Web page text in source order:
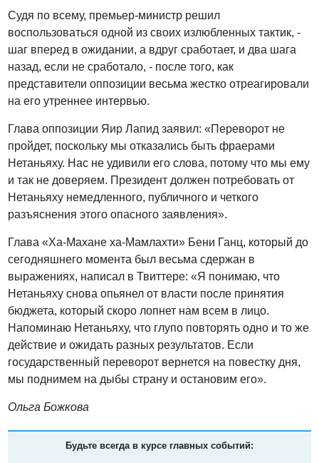
Судя по всему, премьер-министр решил
воспользоваться одной из своих излюбленных тактик, -
шаг вперед в ожидании, а вдруг сработает, и два шага
назад, если не сработало, - после того, как
представители оппозиции весьма жестко отреагировали
на его утреннее интервью.
Глава оппозиции Яир Лапид заявил: «Переворот не
пройдет, поскольку мы отказались быть фраерами
Нетаньяху. Нас не удивили его слова, потому что мы ему
и так не доверяем. Президент должен потребовать от
Нетаньяху немедленного, публичного и четкого
разъяснения этого опасного заявления».
Глава «Ха-Махане ха-Мамлахти» Бени Ганц, который до
сегодняшнего момента был весьма сдержан в
выражениях, написал в Твиттере: «Я понимаю, что
Нетаньяху снова опьянел от власти после принятия
бюджета, который скоро лопнет нам всем в лицо.
Напоминаю Нетаньяху, что глупо повторять одно и то же
действие и ожидать разных результатов. Если
государственный переворот вернется на повестку дня,
мы поднимем на дыбы страну и остановим его».
Ольга Божкова
Будьте всегда в курсе главных событий: